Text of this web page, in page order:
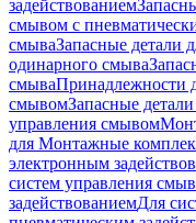
задействованием
смывом с
смываЗапасные детали
одинарного смыва
смываПринадлежности
смывомЗапасные
управления смывом
для Монтажные
электронным
систем управления
задействованиемДля